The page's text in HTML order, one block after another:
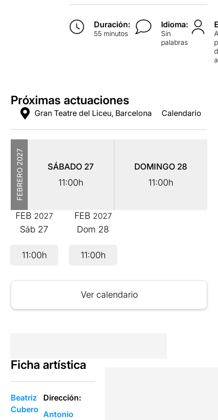
Duración:
55 minutos
Idioma:
Sin
palabras
Próximas actuaciones
Gran Teatre del Liceu, Barcelona Calendario
FEBRERO
2027
SÁBADO 27
11:00h
DOMINGO 28
11:00h
FEB 2027
Sáb 27
11:00h
FEB 2027
Dom 28
11:00h
Ver calendario
Ficha artística
Beatriz
Cubero
Dirección:
Antonio